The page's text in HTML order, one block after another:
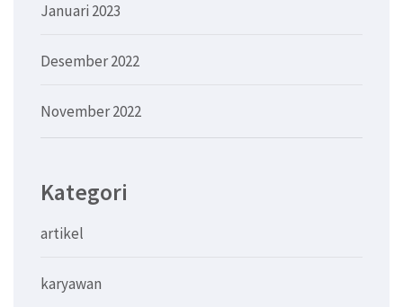
Januari 2023
Desember 2022
November 2022
Kategori
artikel
karyawan